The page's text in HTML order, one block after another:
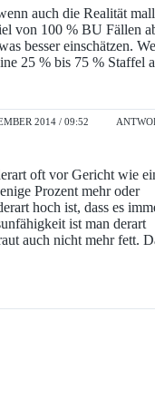
auch die Realität mall
von 100 % BU Fällen
besser einschätzen.
25 % bis 75 % Staffel
2014 / 09:52
oft vor Gericht wie
Prozent mehr oder
hoch ist, dass es
ist man derart
auch nicht mehr fett.